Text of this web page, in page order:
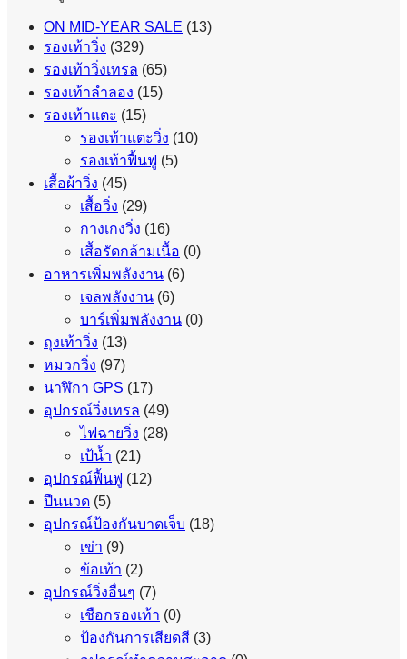
ON MID-YEAR SALE (13)
รองเท้าวิ่ง (329)
รองเท้าวิ่งเทรล (65)
รองเท้าลำลอง (15)
รองเท้าแตะ (15)
รองเท้าแตะวิ่ง (10)
รองเท้าฟื้นฟู (5)
เสื้อผ้าวิ่ง (45)
เสื้อวิ่ง (29)
กางเกงวิ่ง (16)
เสื้อรัดกล้ามเนื้อ (0)
อาหารเพิ่มพลังงาน (6)
เจลพลังงาน (6)
บาร์เพิ่มพลังงาน (0)
ถุงเท้าวิ่ง (13)
หมวกวิ่ง (97)
นาฬิกา GPS (17)
อุปกรณ์วิ่งเทรล (49)
ไฟฉายวิ่ง (28)
เป้น้ำ (21)
อุปกรณ์ฟื้นฟู (12)
ปืนนวด (5)
อุปกรณ์ป้องกันบาดเจ็บ (18)
เข่า (9)
ข้อเท้า (2)
อุปกรณ์วิ่งอื่นๆ (7)
เชือกรองเท้า (0)
ป้องกันการเสียดสี (3)